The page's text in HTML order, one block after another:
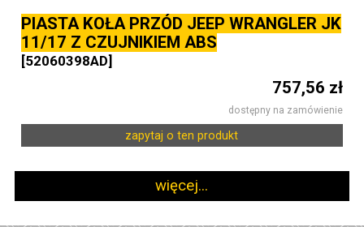
PIASTA KOŁA PRZÓD JEEP WRANGLER JK
11/17 Z CZUJNIKIEM ABS
[52060398AD]
757,56 zł
dostępny na zamówienie
zapytaj o ten produkt
więcej...